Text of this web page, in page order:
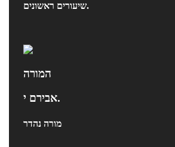
שיעורים ראשונים.
המורה
אבירם י.
מורה נהדר